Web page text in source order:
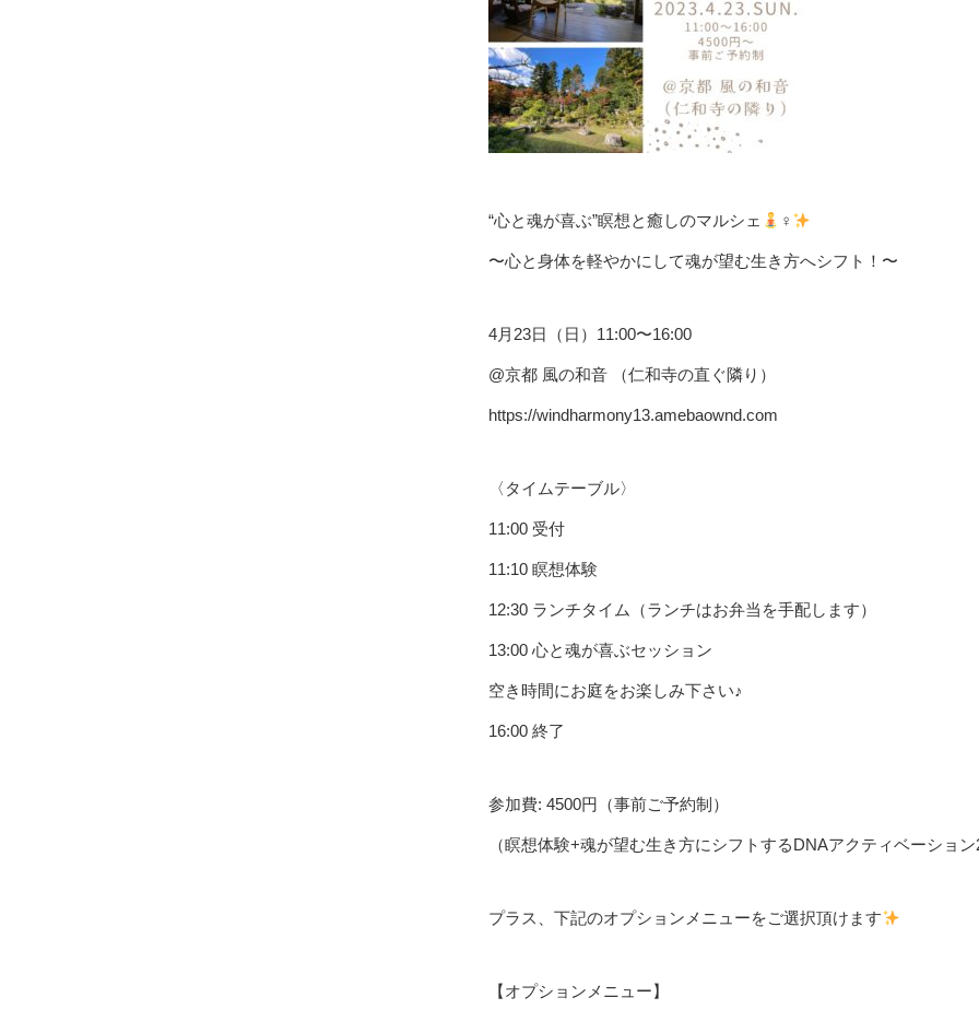
“心と魂が喜ぶ”瞑想と癒しのマルシェ ‍♀
〜心と身体を軽やかにして魂が望む生き方へシフト！〜
4月23日（日）11:00〜16:00
@京都 風の和音 （仁和寺の直ぐ隣り）
https://windharmony13.amebaownd.com
〈タイムテーブル〉
11:00 受付
11:10 瞑想体験
12:30 ランチタイム（ランチはお弁当を手配します）
13:00 心と魂が喜ぶセッション
空き時間にお庭をお楽しみ下さい♪
16:00 終了
参加費: 4500円（事前ご予約制）
（瞑想体験+魂が望む生き方にシフトするDNAアクティベーション
プラス、下記のオプションメニューをご選択頂けます
【オプションメニュー】